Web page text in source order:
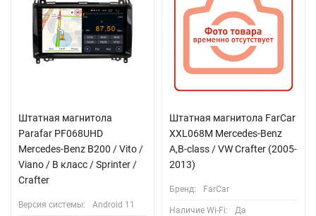
Штатная магнитола
Parafar PF068UHD
Mercedes-Benz B200 / Vito /
Viano / B класс / Sprinter /
Crafter
Версия системы: Android 11
Штатная магнитола FarCar
XXL068M Mercedes-Benz
A,B-class / VW Crafter (2005-
2013)
Бренд: FarCar
Наличие Wi-Fi: Да